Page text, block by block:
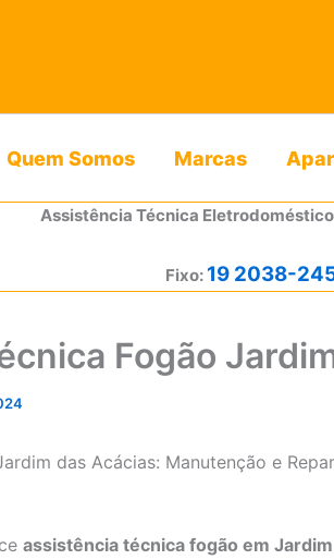
Quem Somos Marcas
Assistência Técnica
Fixo: 19 2038-
Fogão
das Acácias: Manutenção e
assistência técnica fogão em